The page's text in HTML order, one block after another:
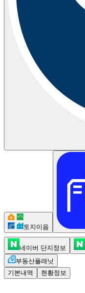
토지이음
네이버 단지정보
부동산플래닛
기본내역
현황정보